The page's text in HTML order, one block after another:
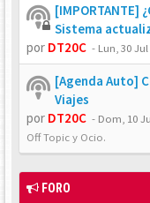
[IMPORTANTE]
Sistema
por DT20C - Lun, 30 Jul
[Agenda Auto]
Viajes
por DT20C - Dom, 10
Off Topic y Ocio.
FORO